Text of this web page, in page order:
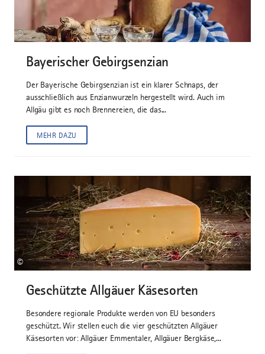
©
Bayerischer Gebirgsenzian
Der Bayerische Gebirgsenzian ist ein klarer Schnaps, der
ausschließlich aus Enzianwurzeln hergestellt wird. Auch im
Allgäu gibt es noch Brennereien, die das...
MEHR DAZU
©
Geschützte Allgäuer Käsesorten
Besondere regionale Produkte werden von EU besonders
geschützt. Wir stellen euch die vier geschützten Allgäuer
Käsesorten vor: Allgäuer Emmentaler, Allgäuer Bergkäse,...